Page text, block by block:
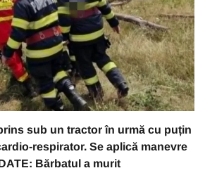
sub un tractor în urmă cu puțin
respirator. Se aplică manevre
Bărbatul a murit